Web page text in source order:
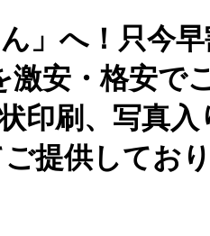
」へ！只今
安・格安で
印刷、写真
提供しており